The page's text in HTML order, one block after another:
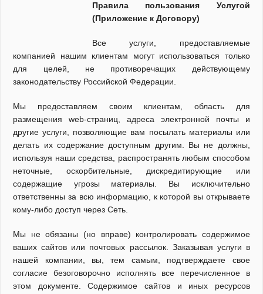
Правила пользования Услугой
(Приложение к Договору)
Все услуги, предоставляемые
компанией нашим клиентам могут использоваться только
для целей, не противоречащих действующему
законодательству Российской Федерации.
Мы предоставляем своим клиентам, область для
размещения web-страниц, адреса электронной почты и
другие услуги, позволяющие вам посылать материалы или
делать их содержание доступным другим. Вы не должны,
используя наши средства, распространять любым способом
неточные, оскорбительные, дискредитирующие или
содержащие угрозы материалы. Вы исключительно
ответственны за всю информацию, к которой вы открываете
кому-либо доступ через Сеть.
Мы не обязаны (но вправе) контролировать содержимое
ваших сайтов или почтовых рассылок. Заказывая услуги в
нашей компании, вы, тем самым, подтверждаете свое
согласие безоговорочно исполнять все перечисленное в
этом документе. Содержимое сайтов и иных ресурсов